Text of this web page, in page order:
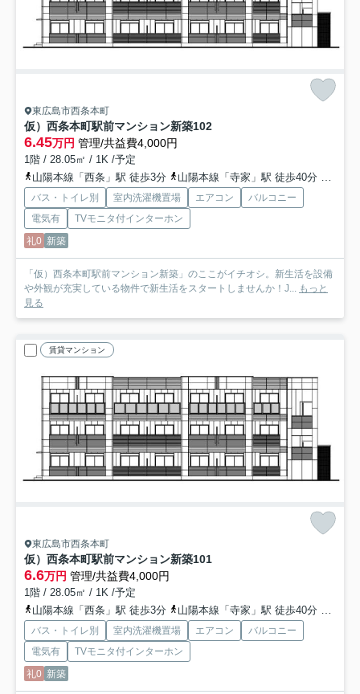
東広島市西条本町
仮）西条本町駅前マンション新築102
6.45万円 管理/共益費4,000円
1階 / 28.05㎡ / 1K /予定
山陽本線「西条」駅 徒歩3分
山陽本線「寺家」駅 徒歩40分 山陽
バス・トイレ別 室内洗濯機置場 エアコン
バルコニー
電気有
TVモニタ付インターホン
礼0 新築
「仮）西条本町駅前マンション新築」のここがイチオシ。新生活を設備
や外観が充実している物件で新生活をスタートしませんか！J... もっと
見る
賃貸マンション
東広島市西条本町
仮）西条本町駅前マンション新築101
6.6万円 管理/共益費4,000円
1階 / 28.05㎡ / 1K /予定
山陽本線「西条」駅 徒歩3分
山陽本線「寺家」駅 徒歩40分 山陽
バス・トイレ別 室内洗濯機置場 エアコン
バルコニー
電気有
TVモニタ付インターホン
礼0 新築